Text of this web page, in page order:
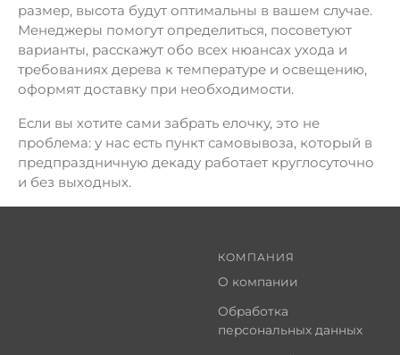
размер, высота будут оптимальны в вашем случае.
Менеджеры помогут определиться, посоветуют
варианты, расскажут обо всех нюансах ухода и
требованиях дерева к температуре и освещению,
оформят доставку при необходимости.
Если вы хотите сами забрать елочку, это не
проблема: у нас есть пункт самовывоза, который в
предпраздничную декаду работает круглосуточно
и без выходных.
КОМПАНИЯ
О компании
Обработка
персональных данных